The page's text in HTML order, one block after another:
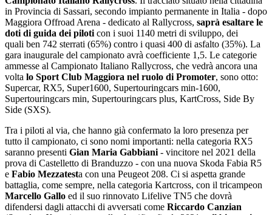
in Provincia di Sassari, secondo impianto permanente in Italia - dopo
Maggiora Offroad Arena - dedicato al Rallycross, saprà esaltare le
doti di guida dei piloti con i suoi 1140 metri di sviluppo, dei
quali ben 742 sterrati (65%) contro i quasi 400 di asfalto (35%). La
gara inaugurale del campionato avrà coefficiente 1,5. Le categorie
ammesse al Campionato Italiano Rallycross, che vedrà ancora una
volta lo Sport Club Maggiora nel ruolo di Promoter, sono otto:
Supercar, RX5, Super1600, Supertouringcars min-1600,
Supertouringcars min, Supertouringcars plus, KartCross, Side By
Side (SXS).
Tra i piloti al via, che hanno già confermato la loro presenza per
tutto il campionato, ci sono nomi importanti: nella categoria RX5
saranno presenti Gian Maria Gabbiani - vincitore nel 2021 della
prova di Castelletto di Branduzzo - con una nuova Skoda Fabia R5
e Fabio Mezzatesta con una Peugeot 208. Ci si aspetta grande
battaglia, come sempre, nella categoria Kartcross, con il tricampeon
Marcello Gallo ed il suo rinnovato Lifelive TN5 che dovrà
difendersi dagli attacchi di avversati come Riccardo Canzian